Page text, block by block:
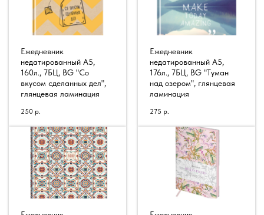
Ежедневник
недатированный А5,
160л., 7БЦ, BG "Со
вкусом сделанных дел",
глянцевая ламинация
250 р.
Ежедневник
недатированный А5,
176л., 7БЦ, BG "Туман
над озером", глянцевая
ламинация
275 р.